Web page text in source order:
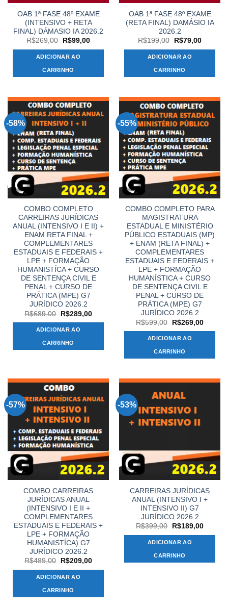
OAB 1ª FASE 48º EXAME
(INTENSIVO + RETA
FINAL) DÁMASIO IA 2026.2
R$269,00
O
original
era:
R$269,00.
R$99,00O
ADICIONAR AO
CARRINHO
OAB 1ª FASE 48º EXAME
(RETA FINAL) DAMÁSIO IA
2026.2
R$199,00
O
original
era:
R$199,00.
R$79,00O
ADICIONAR AO
CARRINHO
-58%
COMBO COMPLETO
CARREIRAS JURÍDICAS
ANUAL (INTENSIVO I E II) +
ENAM RETA FINAL +
COMPLEMENTARES
ESTADUAIS E FEDERAIS +
LPE + FORMAÇÃO
HUMANISTÍCA + CURSO
DE SENTENÇA CIVIL E
PENAL + CURSO DE
PRÁTICA (MPE) G7
JURÍDICO 2026.2
R$689,00
O
original
era:
R$689,00.
R$289,00O
ADICIONAR AO
CARRINHO
-55%
COMBO COMPLETO PARA
MAGISTRATURA
ESTADUAL E MINISTÉRIO
PÚBLICO ESTADUAIS (MP)
+ ENAM (RETA FINAL) +
COMPLEMENTARES
ESTADUAIS E FEDERAIS +
LPE + FORMAÇÃO
HUMANÍSTICA + CURSO
DE SENTENÇA CIVIL E
PENAL + CURSO DE
PRÁTICA (MPE) G7
JURÍDICO 2026.2
R$599,00
O
original
era:
R$599,00.
R$269,00O
ADICIONAR AO
CARRINHO
-57%
COMBO CARREIRAS
JURÍDICAS ANUAL
(INTENSIVO I E II +
COMPLEMENTARES
ESTADUAIS E FEDERAIS +
LPE + FORMAÇÃO
HUMANISTÍCA) G7
JURÍDICO 2026.2
R$489,00
O
original
era:
R$489,00.
R$209,00O
ADICIONAR AO
CARRINHO
-53%
CARREIRAS JURÍDICAS
ANUAL (INTENSIVO I +
INTENSIVO II) G7
JURÍDICO 2026.2
R$399,00
O
original
era:
R$399,00.
R$189,00O
ADICIONAR AO
CARRINHO